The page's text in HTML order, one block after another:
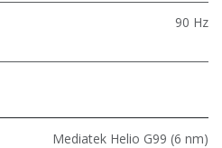
90 Hz
Mediatek Helio G99 (6 nm)